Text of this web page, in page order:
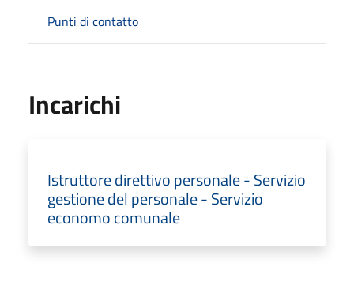
Punti di contatto
Incarichi
Istruttore direttivo personale - Servizio
gestione del personale - Servizio
economo comunale